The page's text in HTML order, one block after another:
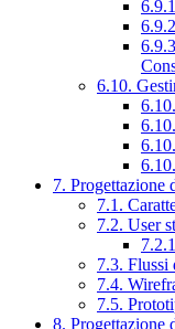
6.10.
7. Progettazione
7.1.
7.2. User
7.3. Flussi
7.4.
7.5.
8. Progettazione